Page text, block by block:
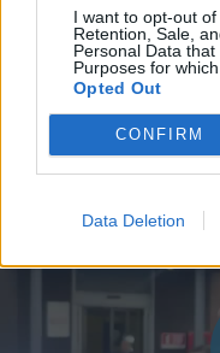
I want to opt-out of
Retention, Sale,
Personal Data
Purposes for
Opted Out
CONFIRM
Data Deletion